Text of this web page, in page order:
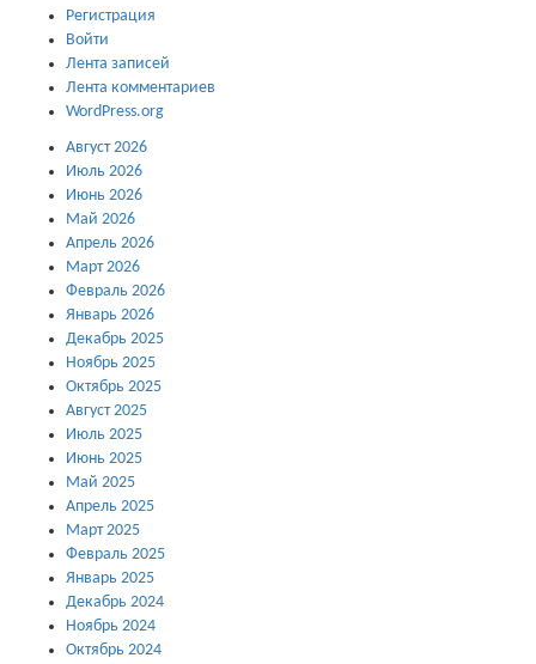
Регистрация
Войти
Лента записей
Лента комментариев
WordPress.org
Август 2026
Июль 2026
Июнь 2026
Май 2026
Апрель 2026
Март 2026
Февраль 2026
Январь 2026
Декабрь 2025
Ноябрь 2025
Октябрь 2025
Август 2025
Июль 2025
Июнь 2025
Май 2025
Апрель 2025
Март 2025
Февраль 2025
Январь 2025
Декабрь 2024
Ноябрь 2024
Октябрь 2024